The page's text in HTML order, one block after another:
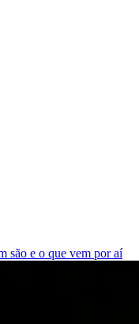
são e o que vem por aí